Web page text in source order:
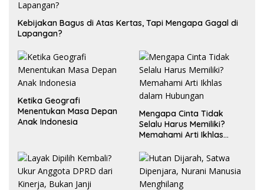
Kebijakan Bagus di Atas Kertas, Tapi Mengapa Gagal di
Lapangan?
Ketika Geografi
Menentukan Masa Depan
Anak Indonesia
Mengapa Cinta Tidak
Selalu Harus Memiliki?
Memahami Arti Ikhlas